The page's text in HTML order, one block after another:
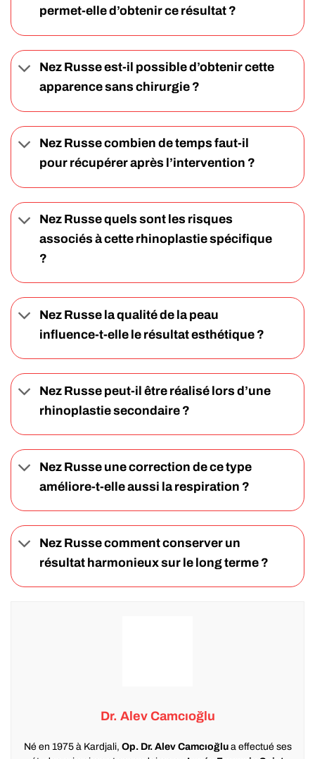
permet-elle d’obtenir ce résultat ?
Nez Russe est-il possible d’obtenir cette
apparence sans chirurgie ?
Nez Russe combien de temps faut-il
pour récupérer après l’intervention ?
Nez Russe quels sont les risques
associés à cette rhinoplastie spécifique
?
Nez Russe la qualité de la peau
influence-t-elle le résultat esthétique ?
Nez Russe peut-il être réalisé lors d’une
rhinoplastie secondaire ?
Nez Russe une correction de ce type
améliore-t-elle aussi la respiration ?
Nez Russe comment conserver un
résultat harmonieux sur le long terme ?
Dr. Alev Camcıoğlu
Né en 1975 à Kardjali, Op. Dr. Alev Camcıoğlua effectué ses